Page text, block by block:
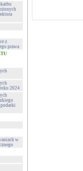
z
prawa
2024
w